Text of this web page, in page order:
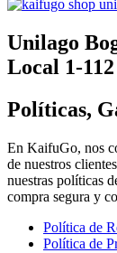
Unilago
Local 1-112
Políticas,
En KaifuGo, nos
de nuestros
nuestras políticas
compra segura y
Política de
Política de